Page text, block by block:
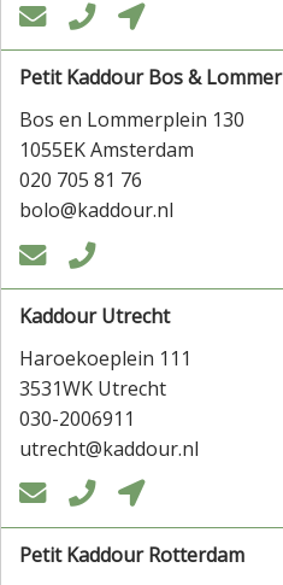
  
Petit Kaddour Bos & Lommer
Bos en Lommerplein 130
1055EK Amsterdam
020 705 81 76
bolo@kaddour.nl
 
Kaddour Utrecht
Haroekoeplein 111
3531WK Utrecht
030-2006911
utrecht@kaddour.nl
  
Petit Kaddour Rotterdam